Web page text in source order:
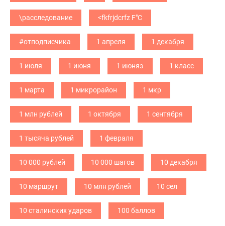
\расследование <fkfrjdcrfz F"C
#отподписчика 1 апреля 1 декабря
1 июля 1 июня 1 июняэ 1 класс
1 марта 1 микрорайон 1 мкр
1 млн рублей 1 октября 1 сентября
1 тысяча рублей 1 февраля
10 000 рублей 10 000 шагов 10 декабря
10 маршрут 10 млн рублей 10 сел
10 сталинских ударов 100 баллов